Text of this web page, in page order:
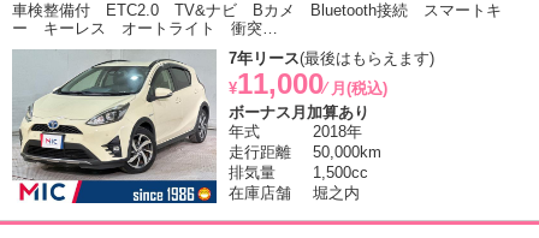
車検整備付 ETC2.0 TV&ナビ Bカメ Bluetooth接続 スマートキ
ー キーレス オートライト 衝突…
7年リース(最後はもらえます)
¥11,000⁄ 月(税込)
ボーナス月加算あり
年式
2018年
走行距離
50,000km
排気量
1,500cc
在庫店舗
堀之内